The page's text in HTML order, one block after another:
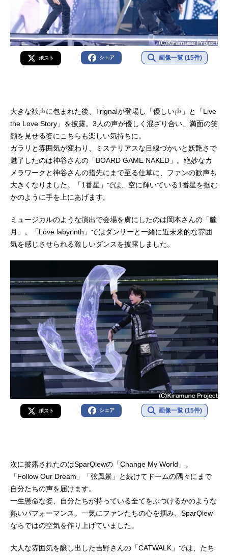
ポスト シェア 画像一覧 (15件)
大きな歓声に包まれた後、Trignalが登場し「優しい声」と「Live
the Love Story」を披露。3人の声が優しく混ざり合い、満面の笑
顔を見せる姿にこちらも楽しい気持ちに。
ガラリと雰囲気が変わり、ミステリアスな目線づかいと妖艶さで
魅了したのは神谷さんの「BOARD GAME NAKED」。絶妙なカ
メラワークと神谷さんの指先にまで至る仕草に、ファンの歓声も
大きくなりました。「1番星」では、空に輝いている1番星を掴む
かのように手を上にあげます。
ミュージカルのような演出で会場を虜にしたのは岡本さんの「朧
月」。「Love labyrinth」ではダンサーと一緒に近未来的な雰囲
気を感じさせられる激しいダンスを披露しました。
ポスト シェア 画像一覧 (15件)
次に披露されたのはSparQlewの「Change My World」。
「Follow Our Dream」「弦風景」と続けてドームの隅々にまで
自分たちの声を届けます。
一生懸命な姿、自分たちが持っている全てをぶつけるかのような
熱いパフォーマンス。一気にファンたちの心を掴み、SparQlew
ならではの空気を作り上げていました。
大人な雰囲気を醸し出した吉野さんの「CATWALK」では、たち